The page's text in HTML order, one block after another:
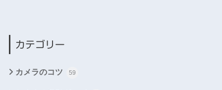
カテゴリー
カメラのコツ 59